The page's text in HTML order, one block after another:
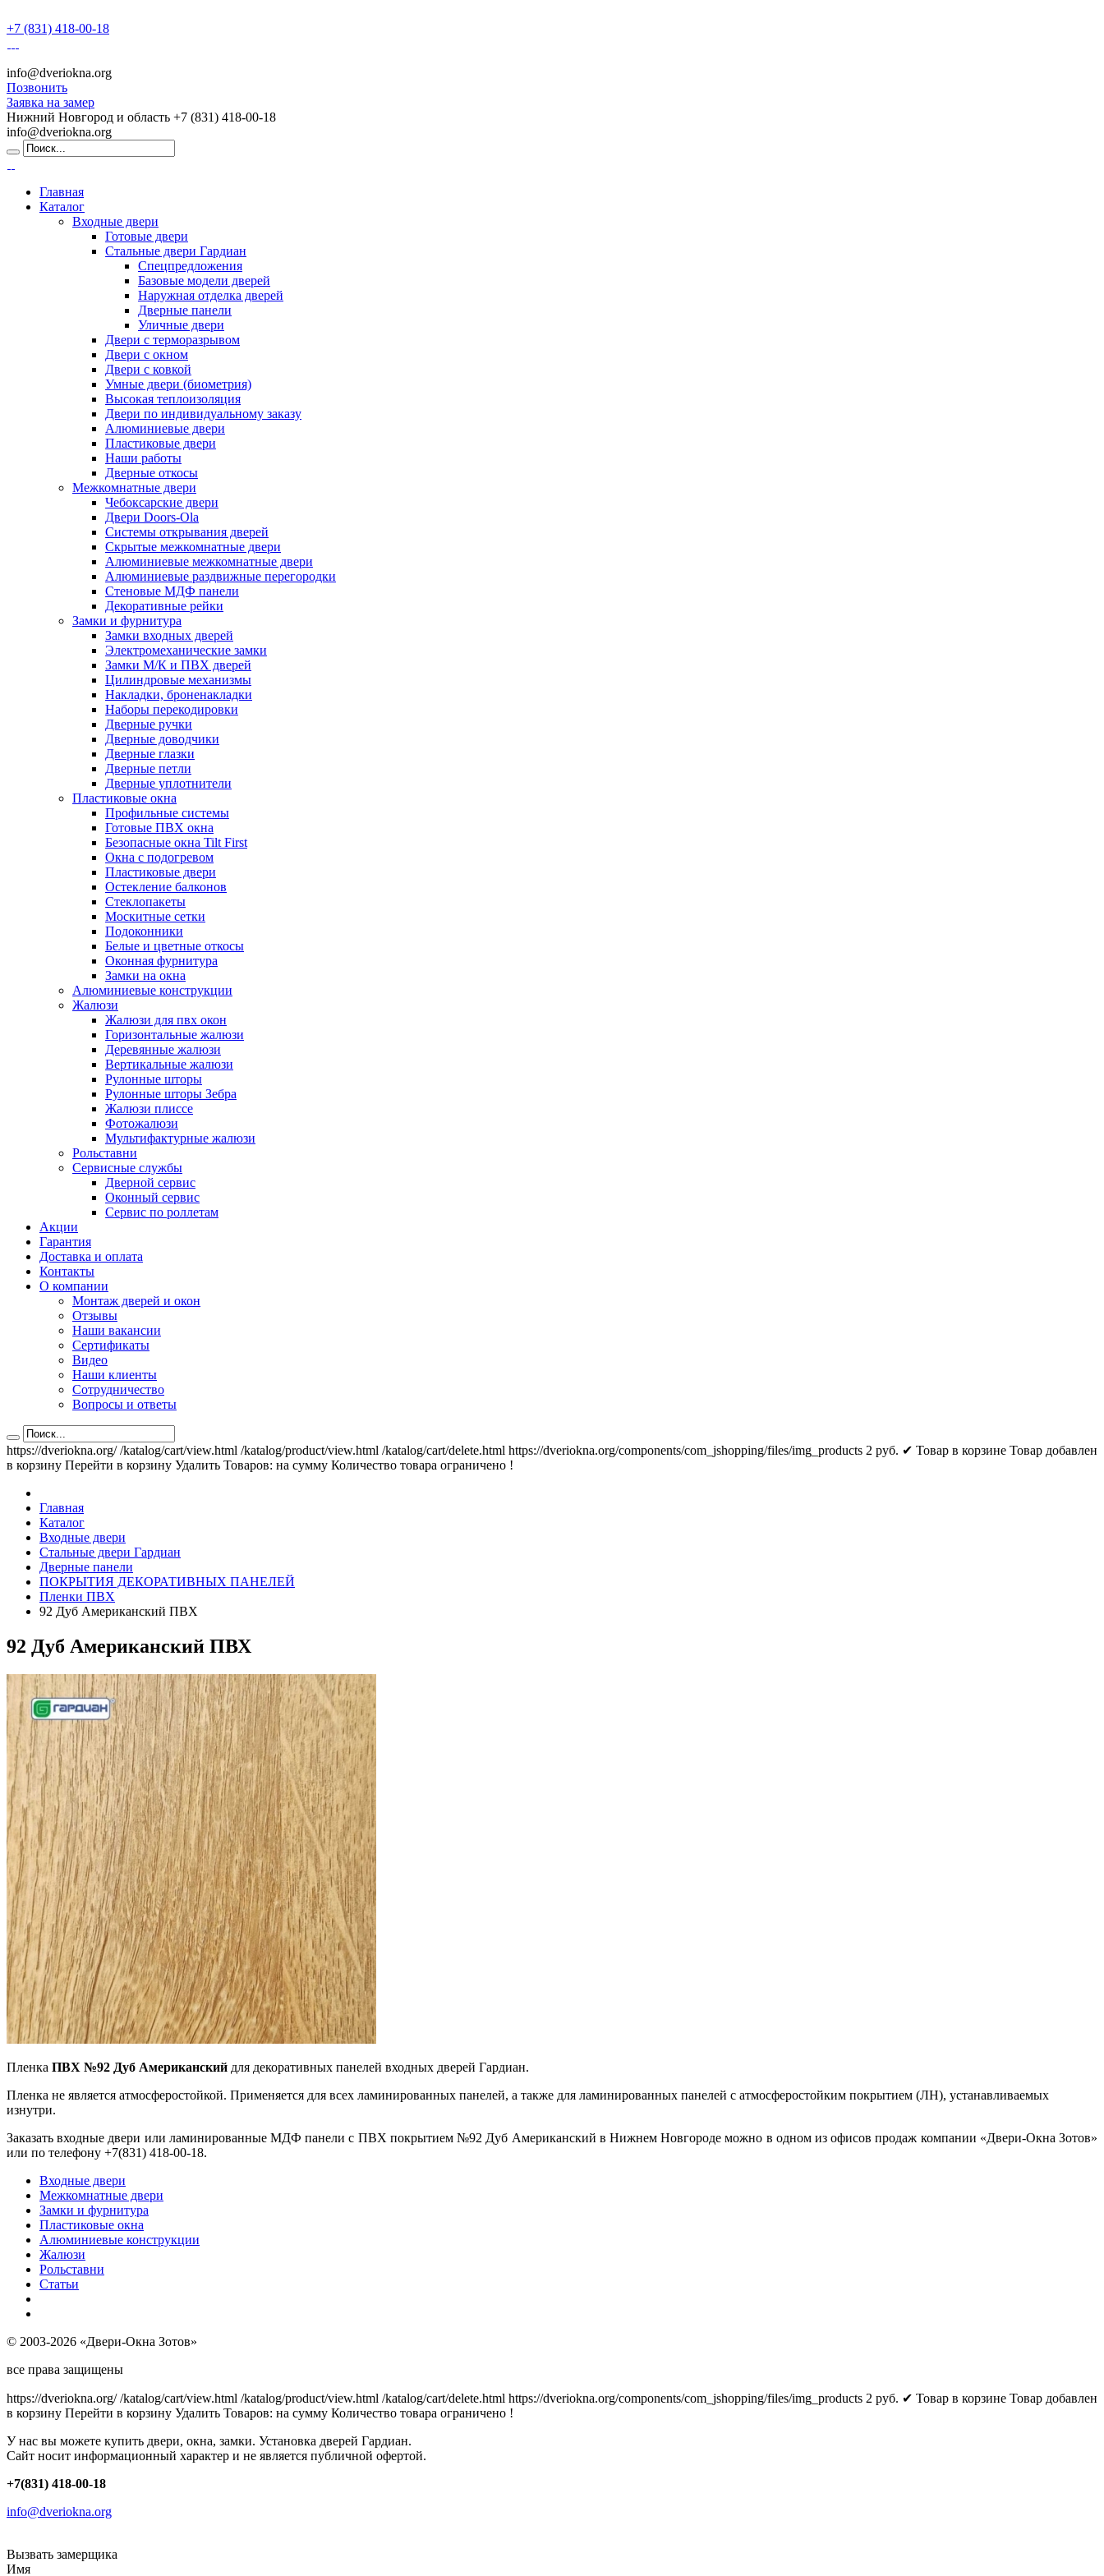
+7 (831) 418-00-18
info@dveriokna.org
Позвонить
Заявка на замер
Нижний Новгород и область +7 (831) 418-00-18
info@dveriokna.org
Главная
Каталог
Входные двери
Готовые двери
Стальные двери Гардиан
Спецпредложения
Базовые модели дверей
Наружная отделка дверей
Дверные панели
Уличные двери
Двери с терморазрывом
Двери с окном
Двери с ковкой
Умные двери (биометрия)
Высокая теплоизоляция
Двери по индивидуальному заказу
Алюминиевые двери
Пластиковые двери
Наши работы
Дверные откосы
Межкомнатные двери
Чебоксарские двери
Двери Doors-Ola
Системы открывания дверей
Скрытые межкомнатные двери
Алюминиевые межкомнатные двери
Алюминиевые раздвижные перегородки
Стеновые МДФ панели
Декоративные рейки
Замки и фурнитура
Замки входных дверей
Электромеханические замки
Замки М/К и ПВХ дверей
Цилиндровые механизмы
Накладки, броненакладки
Наборы перекодировки
Дверные ручки
Дверные доводчики
Дверные глазки
Дверные петли
Дверные уплотнители
Пластиковые окна
Профильные системы
Готовые ПВХ окна
Безопасные окна Tilt First
Окна с подогревом
Пластиковые двери
Остекление балконов
Стеклопакеты
Москитные сетки
Подоконники
Белые и цветные откосы
Оконная фурнитура
Замки на окна
Алюминиевые конструкции
Жалюзи
Жалюзи для пвх окон
Горизонтальные жалюзи
Деревянные жалюзи
Вертикальные жалюзи
Рулонные шторы
Рулонные шторы Зебра
Жалюзи плиссе
Фотожалюзи
Мультифактурные жалюзи
Рольставни
Сервисные службы
Дверной сервис
Оконный сервис
Сервис по роллетам
Акции
Гарантия
Доставка и оплата
Контакты
О компании
Монтаж дверей и окон
Отзывы
Наши вакансии
Сертификаты
Видео
Наши клиенты
Сотрудничество
Вопросы и ответы
https://dveriokna.org/ /katalog/cart/view.html /katalog/product/view.html /katalog/cart/delete.html https://dveriokna.org/components/com_jshopping/files/img_products 2 руб. ✔ Товар в корзине Товар добавлен
в корзину Перейти в корзину Удалить Товаров: на сумму Количество товара ограничено !
Главная
Каталог
Входные двери
Стальные двери Гардиан
Дверные панели
ПОКРЫТИЯ ДЕКОРАТИВНЫХ ПАНЕЛЕЙ
Пленки ПВХ
92 Дуб Американский ПВХ
92 Дуб Американский ПВХ
Пленка ПВХ №92 Дуб Американский для декоративных панелей входных дверей Гардиан.
Пленка не является атмосферостойкой. Применяется для всех ламинированных панелей, а также для ламинированных панелей с атмосферостойким покрытием (ЛН), устанавливаемых
изнутри.
Заказать входные двери или ламинированные МДФ панели с ПВХ покрытием №92 Дуб Американский в Нижнем Новгороде можно в одном из офисов продаж компании «Двери-Окна Зотов»
или по телефону +7(831) 418-00-18.
Входные двери
Межкомнатные двери
Замки и фурнитура
Пластиковые окна
Алюминиевые конструкции
Жалюзи
Рольставни
Статьи
© 2003-2026 «Двери-Окна Зотов»
все права защищены
https://dveriokna.org/ /katalog/cart/view.html /katalog/product/view.html /katalog/cart/delete.html https://dveriokna.org/components/com_jshopping/files/img_products 2 руб. ✔ Товар в корзине Товар добавлен
в корзину Перейти в корзину Удалить Товаров: на сумму Количество товара ограничено !
У нас вы можете купить двери, окна, замки. Установка дверей Гардиан.
Сайт носит информационный характер и не является публичной офертой.
+7(831) 418-00-18
info@dveriokna.org
Вызвать замерщика
Имя